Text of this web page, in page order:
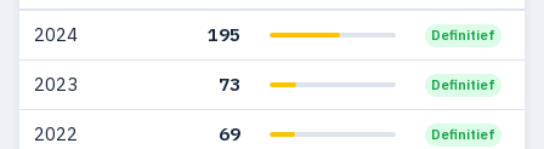
1998 1 1
1990 3 —
1989 1 —
2024 195 Definitief
2023 73 Definitief
2022 69 Definitief